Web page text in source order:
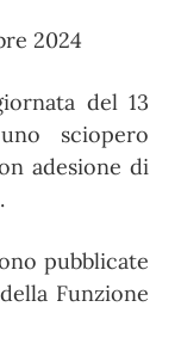
2024
del 13
sciopero
adesione di
pubblicate
Funzione